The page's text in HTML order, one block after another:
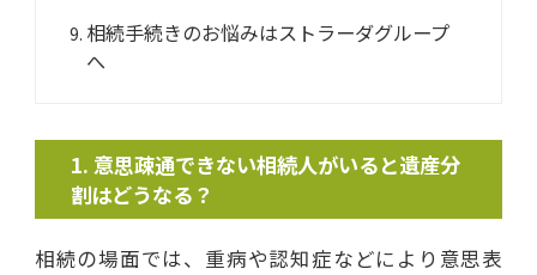
相続手続きのお悩みはストラーダグループ
へ
意思疎通できない相続人がいると遺産分
割はどうなる？
相続の場面では、重病や認知症などにより意思表